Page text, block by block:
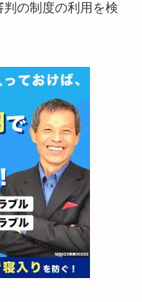
の制度の利用を検